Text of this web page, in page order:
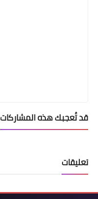
قد تُعجبك هذه المشاركات
تعليقات